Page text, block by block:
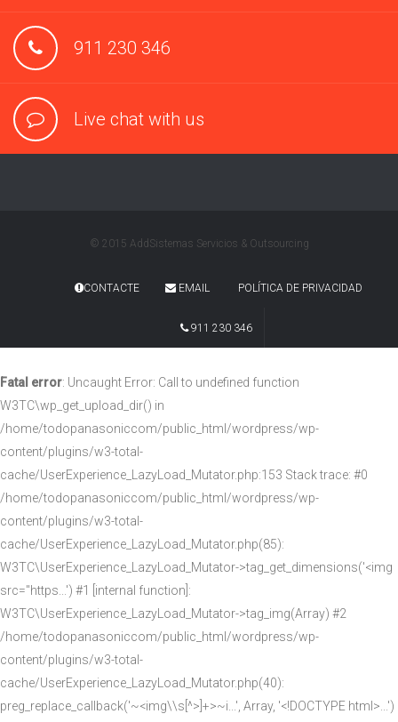
911 230 346
Live chat with us
© 2015 AddSistemas Servicios & Outsourcing
CONTACTE EMAIL POLÍTICA DE PRIVACIDAD
911 230 346
Fatal error: Uncaught Error: Call to undefined function
W3TC\wp_get_upload_dir() in
/home/todopanasoniccom/public_html/wordpress/wp-
content/plugins/w3-total-
cache/UserExperience_LazyLoad_Mutator.php:153 Stack trace: #0
/home/todopanasoniccom/public_html/wordpress/wp-
content/plugins/w3-total-
cache/UserExperience_LazyLoad_Mutator.php(85):
W3TC\UserExperience_LazyLoad_Mutator->tag_get_dimensions('<img
src="https...') #1 [internal function]:
W3TC\UserExperience_LazyLoad_Mutator->tag_img(Array) #2
/home/todopanasoniccom/public_html/wordpress/wp-
content/plugins/w3-total-
cache/UserExperience_LazyLoad_Mutator.php(40):
preg_replace_callback('~<img\\s[^>]+>~i...', Array, '<!DOCTYPE html>...')